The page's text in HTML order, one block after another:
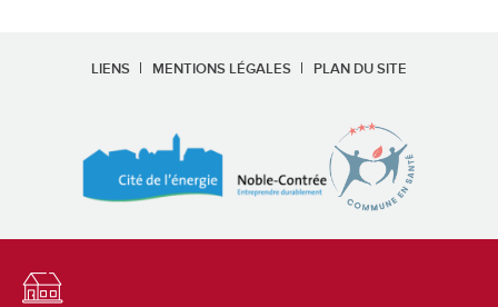
LIENS MENTIONS LÉGALES PLAN DU SITE